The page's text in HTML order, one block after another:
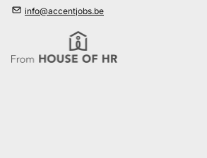
info@accentjobs.be